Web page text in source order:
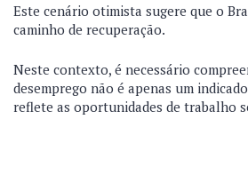
Este cenário otimista sugere que o
caminho de recuperação.
Neste contexto, é necessário
desemprego não é apenas um
reflete as oportunidades de trabalho